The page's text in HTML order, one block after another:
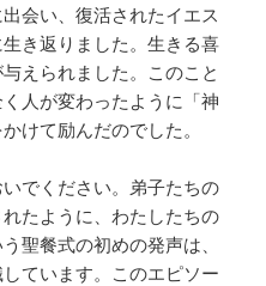
会い、復活されたイエス
き返りました。生きる喜
えられました。このこと
人が変わったように「神
けて励んだのでした。
いでください。弟子たちの
たように、わたしたちの
聖餐式の初めの発声は、
ています。このエピソー